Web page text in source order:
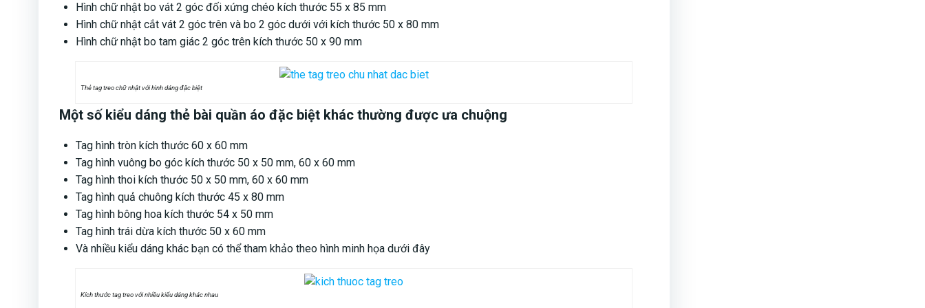
Hình chữ nhật bo vát 2 góc đối xứng chéo kích thước 55 x 85 mm
Hình chữ nhật cắt vát 2 góc trên và bo 2 góc dưới với kích thước 50 x 80 mm
Hình chữ nhật bo tam giác 2 góc trên kích thước 50 x 90 mm
Thẻ tag treo chữ nhật với hình dáng đặc biệt
Một số kiểu dáng thẻ bài quần áo đặc biệt khác thường được ưa chuộng
Tag hình tròn kích thước 60 x 60 mm
Tag hình vuông bo góc kích thước 50 x 50 mm, 60 x 60 mm
Tag hình thoi kích thước 50 x 50 mm, 60 x 60 mm
Tag hình quả chuông kích thước 45 x 80 mm
Tag hình bông hoa kích thước 54 x 50 mm
Tag hình trái dừa kích thước 50 x 60 mm
Và nhiều kiểu dáng khác bạn có thể tham khảo theo hình minh họa dưới đây
Kích thước tag treo với nhiều kiểu dáng khác nhau